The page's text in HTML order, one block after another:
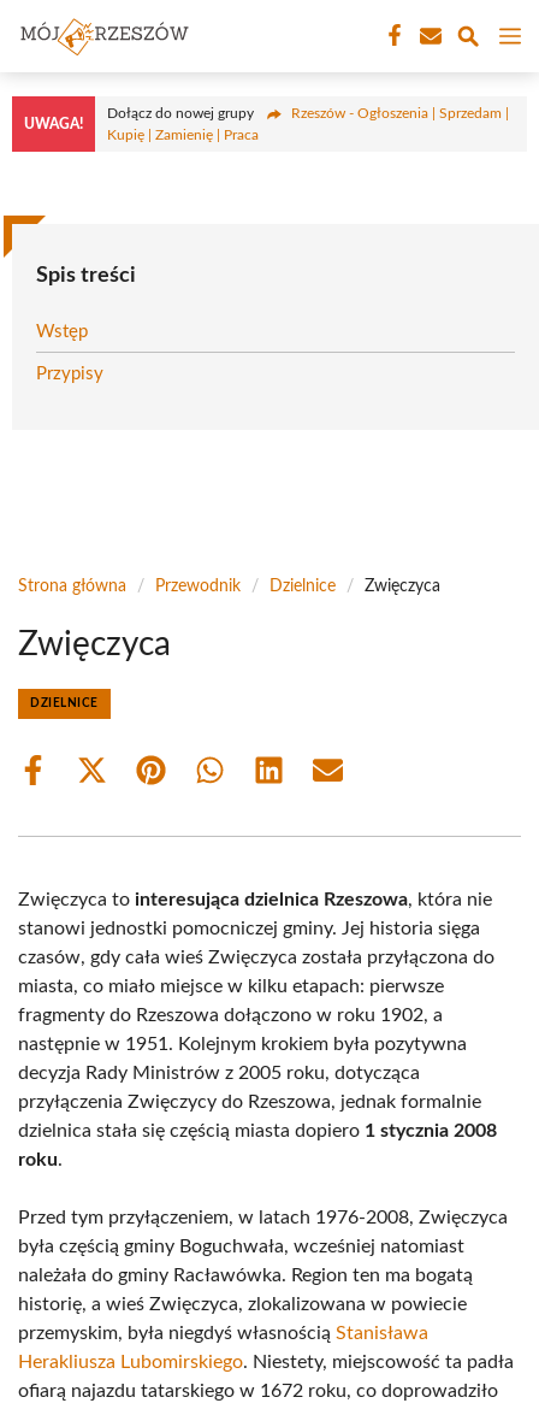
treści
UWAGA!
Dołącz do nowej grupy
Rzeszów - Ogłoszenia | Sprzedam |
Kupię | Zamienię | Praca
Spis treści
Wstęp
Przypisy
Strona główna / Przewodnik / Dzielnice / Zwięczyca
Zwięczyca
DZIELNICE
Share
Share
(Twitter)
Share Share Share Share
Zwięczyca to interesująca dzielnica Rzeszowa, która nie
stanowi jednostki pomocniczej gminy. Jej historia sięga
czasów, gdy cała wieś Zwięczyca została przyłączona do
miasta, co miało miejsce w kilku etapach: pierwsze
fragmenty do Rzeszowa dołączono w roku 1902, a
następnie w 1951. Kolejnym krokiem była pozytywna
decyzja Rady Ministrów z 2005 roku, dotycząca
przyłączenia Zwięczycy do Rzeszowa, jednak formalnie
dzielnica stała się częścią miasta dopiero 1 stycznia 2008
roku.
Przed tym przyłączeniem, w latach 1976-2008, Zwięczyca
była częścią gminy Boguchwała, wcześniej natomiast
należała do gminy Racławówka. Region ten ma bogatą
historię, a wieś Zwięczyca, zlokalizowana w powiecie
przemyskim, była niegdyś własnością Stanisława
Herakliusza Lubomirskiego. Niestety, miejscowość ta padła
ofiarą najazdu tatarskiego w 1672 roku, co doprowadziło